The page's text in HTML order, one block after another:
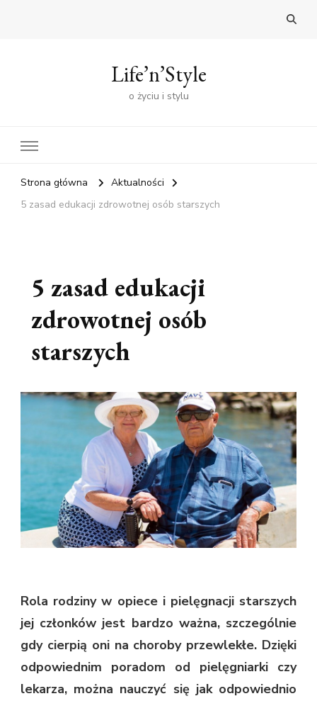
Life’n’Style
o życiu i stylu
Strona główna
Aktualności
5 zasad edukacji zdrowotnej osób starszych
5 zasad edukacji
zdrowotnej osób
starszych
Rola rodziny w opiece i pielęgnacji starszych
jej członków jest bardzo ważna, szczególnie
gdy cierpią oni na choroby przewlekłe. Dzięki
odpowiednim poradom od pielęgniarki czy
lekarza, można nauczyć się jak odpowiednio